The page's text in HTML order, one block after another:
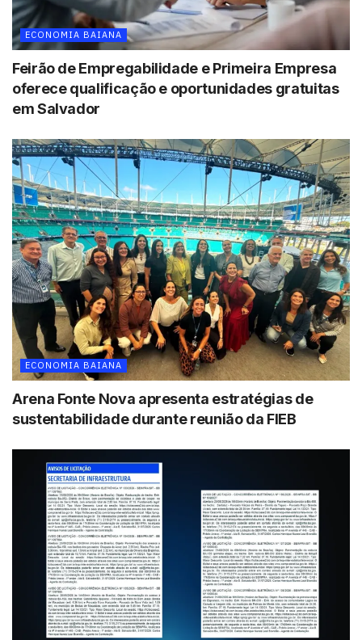
ECONOMIA BAIANA
Feirão de Empregabilidade e Primeira Empresa
oferece qualificação e oportunidades gratuitas
em Salvador
ECONOMIA BAIANA
Arena Fonte Nova apresenta estratégias de
sustentabilidade durante reunião da FIEB